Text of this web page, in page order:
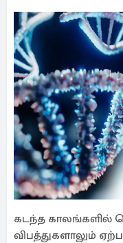
கடந்த காலங்களில்
விபத்துகளாலும்